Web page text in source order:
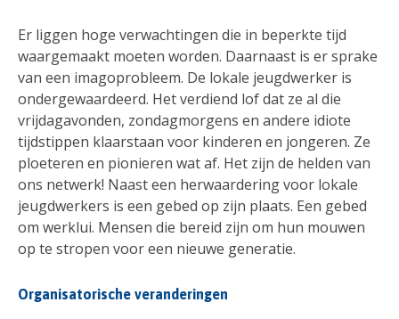
Er liggen hoge verwachtingen die in beperkte tijd
waargemaakt moeten worden. Daarnaast is er sprake
van een imagoprobleem. De lokale jeugdwerker is
ondergewaardeerd. Het verdiend lof dat ze al die
vrijdagavonden, zondagmorgens en andere idiote
tijdstippen klaarstaan voor kinderen en jongeren. Ze
ploeteren en pionieren wat af. Het zijn de helden van
ons netwerk! Naast een herwaardering voor lokale
jeugdwerkers is een gebed op zijn plaats. Een gebed
om werklui. Mensen die bereid zijn om hun mouwen
op te stropen voor een nieuwe generatie.
Organisatorische veranderingen